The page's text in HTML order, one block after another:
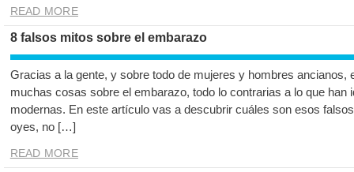
READ MORE
8 falsos mitos sobre el embarazo
Gracias a la gente, y sobre todo de mujeres y hombres ancianos,
muchas cosas sobre el embarazo, todo lo contrarias a lo que han
modernas. En este artículo vas a descubrir cuáles son esos
oyes, no […]
READ MORE